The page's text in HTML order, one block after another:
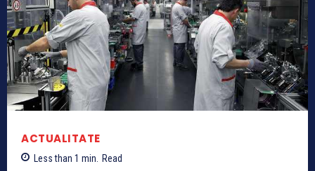
ACTUALITATE
Less than 1 min. Read